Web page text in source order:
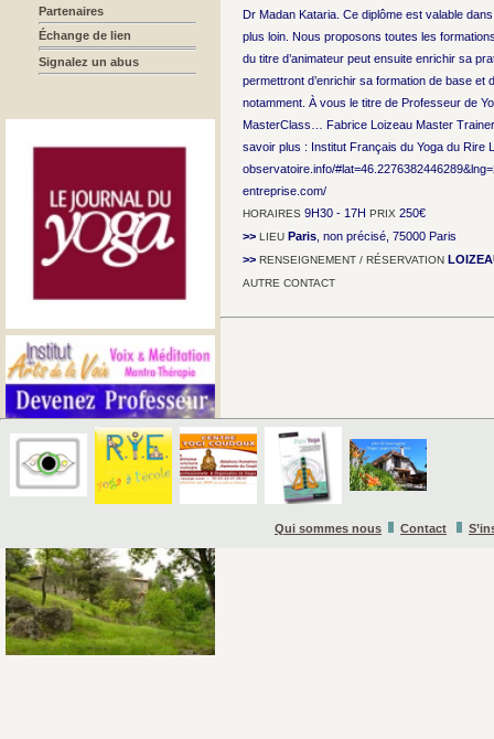
Partenaires
Échange de lien
Signalez un abus
Dr Madan Kataria. Ce diplôme est valable
plus loin. Nous proposons toutes les
du titre d’animateur peut ensuite enrichir sa
permettront d’enrichir sa formation de base
notamment. À vous le titre de Professeur de
MasterClass… Fabrice Loizeau Master
savoir plus : Institut Français du Yoga du Rire
observatoire.info/
entreprise.com/
HORAIRES 9H30 - 17H PRIX 250€
>> LIEU Paris , non précisé, 75000 Paris
>> RENSEIGNEMENT / RÉSERVATION
AUTRE CONTACT
Qui sommes nous Contact